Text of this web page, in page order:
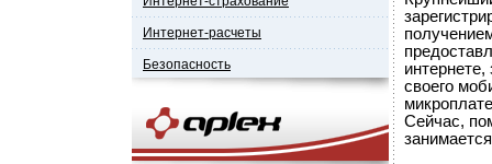
Интернет-расчеты
Безопасность
своего
Сейчас,